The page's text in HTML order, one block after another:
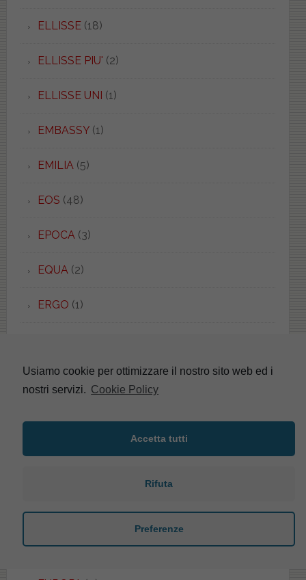
ELLISSE(18)
ELLISSE PIU' (2)
ELLISSE UNI (1)
EMBASSY(1)
EMILIA (5)
EOS (48)
EPOCA (3)
EQUA (2)
ERGO (1)
ERIKA(4)
ETHOS(1)
EURO(2)
Usiamo cookie per ottimizzare il nostro sito web ed i
nostri servizi. Cookie Policy
Accetta tutti
Rifuta
Preferenze